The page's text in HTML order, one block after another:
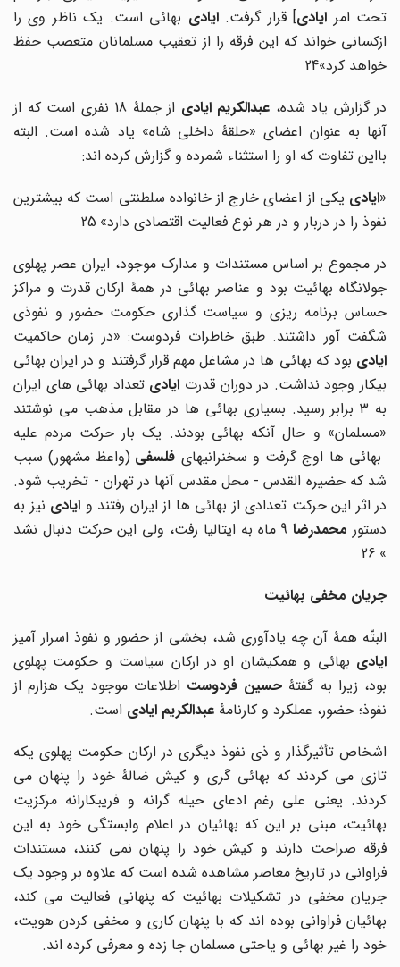
تحت امرایادی] قرار گرفت.ایادیبهائی است. یک ناظر وی را
ازکسانی خواند که این فرقه را از تعقیب مسلمانان متعصب حفظ
خواهد کرد»24
در گزارش یاد شده،عبدالکریم ایادی
از جملۀ 18 نفری است که از
آنها به عنوان اعضای «حلقۀ داخلی شاه» یاد شده است. البته
بااین تفاوت که او را استثناء شمرده و گزارش کرده اند:
ایادییکی از اعضای خارج از خانواده سلطنتی است که بیشترین
نفوذ را در دربار و در هر نوع فعالیت اقتصادی دارد» 25
در مجموع بر اساس مستندات و مدارک موجود، ایران عصر پهلوی
جولانگاه بهائیت بود و عناصر بهائی در همۀ ارکان قدرت و مراکز
حساس برنامه ریزی و سیاست گذاری حکومت حضور و نفوذی
شگفت آور داشتند. طبق خاطرات فردوست: «در زمان حاکمیت
ایادیبود که بهائی ها در مشاغل مهم قرار گرفتند و در ایران بهائی
بیکار وجود نداشت. در دوران قدرتایادیتعداد بهائی های ایران
به 3 برابر رسید. بسیاری بهائی ها در مقابل مذهب می نوشتند
«مسلمان» و حال آنکه بهائی بودند. یک بار حرکت مردم علیه
بهائی ها اوج گرفت و سخنرانیهایفلسفی(واعظ مشهور) سبب
شد که حضیره القدس - محل مقدس آنها در تهران - تخریب شود.
در اثر این حرکت تعدادی از بهائی ها از ایران رفتند و ایادینیز به
دستورمحمدرضا 9 ماه به ایتالیا رفت، ولی این حرکت دنبال نشد
26
جریان مخفی بهائیت
البتّه همۀ آن چه یادآوری شد، بخشی از حضور و نفوذ اسرار آمیز
ایادیبهائی و همکیشان او در ارکان سیاست و حکومت پهلوی
بود، زیرا به گفتۀحسین فردوستاطلاعات موجود یک هزارم از
نفوذ؛ حضور، عملکرد و کارنامۀعبدالکریم ایادیاست.
اشخاص تأثیرگذار و ذی نفوذ دیگری در ارکان حکومت پهلوی یکه
تازی می کردند که بهائی گری و کیش ضالۀ خود را پنهان می
کردند. یعنی علی رغم ادعای حیله گرانه و فریبکارانه مرکزیت
بهائیت، مبنی بر این که بهائیان در اعلام وابستگی خود به این
فرقه صراحت دارند و کیش خود را پنهان نمی کنند، مستندات
فراوانی در تاریخ معاصر مشاهده شده است که علاوه بر وجود یک
جریان مخفی در تشکیلات بهائیت که پنهانی فعالیت می کند،
بهائیان فراوانی بوده اند که با پنهان کاری و مخفی کردن هویت،
خود را غیر بهائی و یاحتی مسلمان جا زده و معرفی کرده اند.